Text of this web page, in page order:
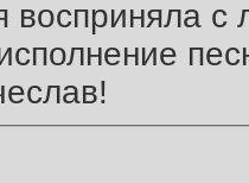
восприняла с